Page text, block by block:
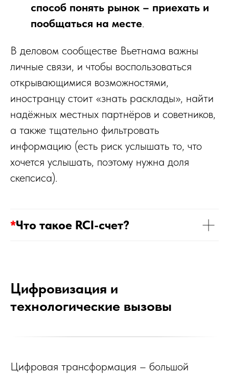
способ понять рынок – приехать и
пообщаться на месте.
В деловом сообществе Вьетнама важны
личные связи, и чтобы воспользоваться
открывающимися возможностями,
иностранцу стоит «знать расклады», найти
надёжных местных партнёров и советников,
а также тщательно фильтровать
информацию (есть риск услышать то, что
хочется услышать, поэтому нужна доля
скепсиса).
*Что такое RCI-счет?
Цифровизация и
технологические вызовы
Цифровая трансформация – большой